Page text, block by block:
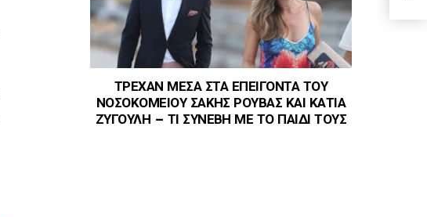
ΤΡΕΧΑΝ ΜΕΣΑ ΣΤΑ ΕΠΕΙΓΟΝΤΑ ΤΟΥ
ΝΟΣΟΚΟΜΕΙΟΥ ΣΑΚΗΣ ΡΟΥΒΑΣ ΚΑΙ ΚΑΤΙΑ
ΖΥΓΟΥΛΗ – ΤΙ ΣΥΝΕΒΗ ΜΕ ΤΟ ΠΑΙΔΙ ΤΟΥΣ